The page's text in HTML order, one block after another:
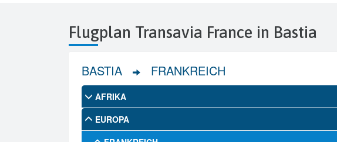
Flugplan Transavia France in Bastia